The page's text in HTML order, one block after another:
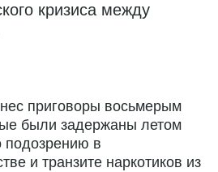
кризиса между
приговоры восьмерым
были задержаны летом
подозрению в
и транзите наркотиков из